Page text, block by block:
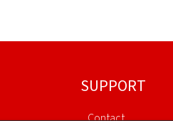
SUPPORT
Contact